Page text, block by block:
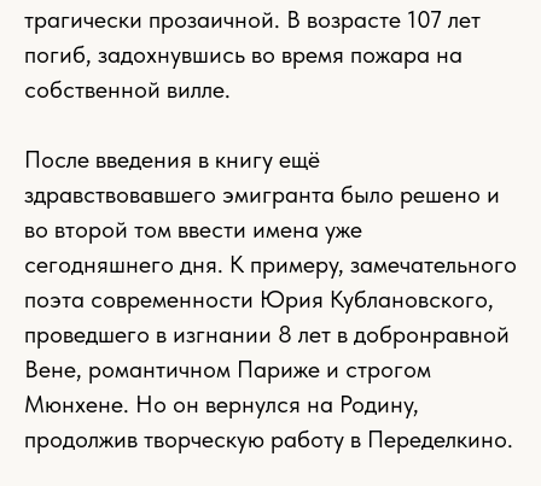
трагически прозаичной. В возрасте 107 лет
погиб, задохнувшись во время пожара на
собственной вилле.
После введения в книгу ещё
здравствовавшего эмигранта было решено и
во второй том ввести имена уже
сегодняшнего дня. К примеру, замечательного
поэта современности Юрия Кублановского,
проведшего в изгнании 8 лет в добронравной
Вене, романтичном Париже и строгом
Мюнхене. Но он вернулся на Родину,
продолжив творческую работу в Переделкино.